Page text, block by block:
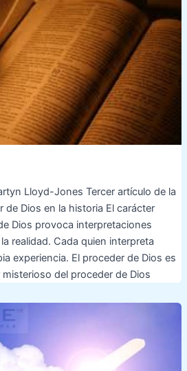
Lloyd-Jones Tercer artículo de la
de Dios en la historia El carácter
Dios provoca interpretaciones
realidad. Cada quien interpreta
experiencia. El proceder de Dios es
del proceder de Dios